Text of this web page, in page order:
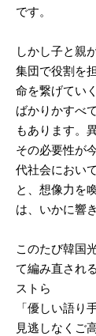
です。
しかし子と親
集団で役割を
命を繋げてい
ばかりかすべ
もあります。
その必要性が
代社会におい
と、想像力を
は、いかに響
このたび韓国
て編み直され
ストら
「優しい語り
見逃しなくご